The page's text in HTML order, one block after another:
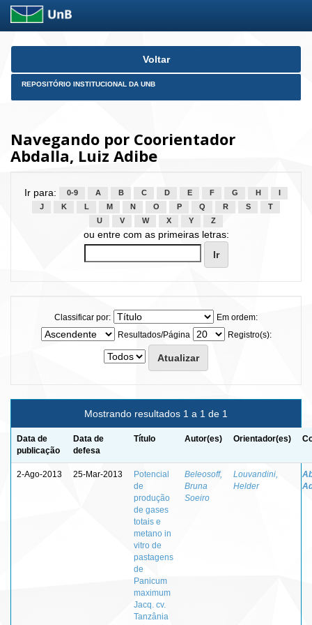
Skip
Voltar
REPOSITÓRIO INSTITUCIONAL DA UNB
Navegando por Coorientador
Abdalla, Luiz Adibe
Ir para: 0-9 A B C D E F G H
J
K L M N O P Q R S
T
U
V W X Y Z
ou entre com as primeiras letras:
Classificar por:
Em ordem:
Resultados/Página
Registro(s):
Mostrando resultados 1 a 1 de 1
Data de
publicação
Data de
defesa
Título Autor(es) Orientador(es)
2-Ago-2013 25-Mar-2013
Potencial
de
produção
de gases
totais e
metano in
vitro de
pastagens
de
Panicum
maximum
Jacq. cv.
Tanzânia
Beleosoff,
Bruna
Soeiro
Louvandini,
Helder